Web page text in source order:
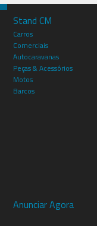
Stand CM
Carros
Comerciais
Autocaravanas
Peças & Acessórios
Motos
Barcos
Anunciar Agora